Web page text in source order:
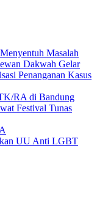
Masalah
Dakwah Gelar
Penanganan Kasus
RA di Bandung
Festival Tunas
UU Anti LGBT